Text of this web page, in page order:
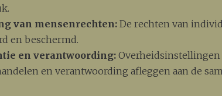
van mensenrechten:De rechten van
en beschermd.
en verantwoording:
en verantwoording afleggen aan de